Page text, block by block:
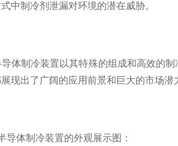
中制冷剂泄漏对环境的潜在威胁。
制冷装置以其特殊的组成和高效的制
现出了广阔的应用前景和巨大的市场潜
体制冷装置的外观展示图：